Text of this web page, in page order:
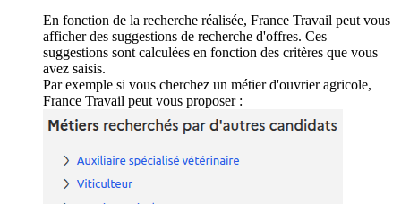
En fonction de la recherche réalisée, France Travail peut vous
afficher des suggestions de recherche d'offres. Ces
suggestions sont calculées en fonction des critères que vous
avez saisis.
Par exemple si vous cherchez un métier d'ouvrier agricole,
France Travail peut vous proposer :